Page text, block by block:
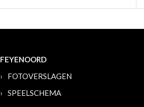
FEYENOORD
FOTOVERSLAGEN
SPEELSCHEMA